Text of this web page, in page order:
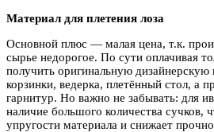
Материал для плетения лоза
Основной плюс — малая цена, т.к.
сырье недорогое. По сути оплачивая
получить оригинальную дизайнерскую
корзинки, ведерка, плетённый стол, а
гарнитур. Но важно не забывать: для
наличие большого количества сучков,
упругости материала и снижает